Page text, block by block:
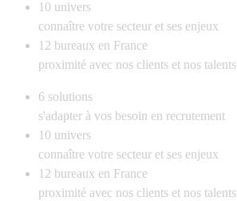
10 univers
connaître votre secteur et ses enjeux
12 bureaux en France
proximité avec nos clients et nos talents
6 solutions
s'adapter à vos besoin en recrutement
10 univers
connaître votre secteur et ses enjeux
12 bureaux en France
proximité avec nos clients et nos talents